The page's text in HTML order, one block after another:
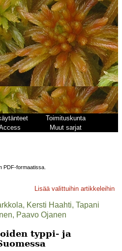
Toimituskunta
Muut sarjat
PDF-formaatissa.
Lisää valittuihin artikkeleihin
Kersti Haahti, Tapani
Paavo Ojanen
typpi- ja